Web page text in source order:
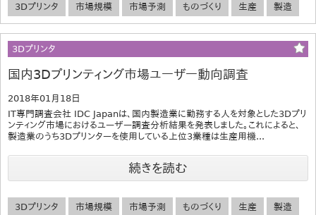
3Dプリンタ 市場規模 市場予測 ものづくり 生産 製造
3Dプリンタ
国内3Dプリンティング市場ユーザー動向調査
2018年01月18日
IT専門調査会社 IDC Japanは、国内製造業に勤務する人を対象とした3Dプリ
ンティング市場におけるユーザー調査分析結果を発表しました。これによると、
製造業のうち3Dプリンターを使用している上位3業種は生産用機...
続きを読む
3Dプリンタ 市場規模 市場予測 ものづくり 生産 製造